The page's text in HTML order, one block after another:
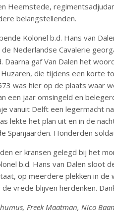
Heemstede,
belangstellenden.
Kolonel b.d. Hans van
Nederlandse Cavalerie
gaf Van Dalen het
die tijdens een korte
was hier op de plaats waar
een jaar omsingeld en
vanuit Delft een legermacht
lekte het plan uit en in de
Spanjaarden. Honderden
er kransen gelegd bij het
b.d. Hans van Dalen sloot
op meerdere plekken in de
vrede blijven herdenken.
Freek Maatman, Nico